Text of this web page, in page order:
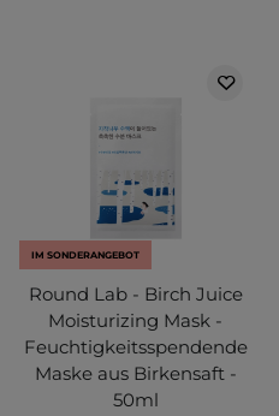
IM SONDERANGEBOT
Round Lab - Birch Juice
Moisturizing Mask -
Feuchtigkeitsspendende
Maske aus Birkensaft -
50ml